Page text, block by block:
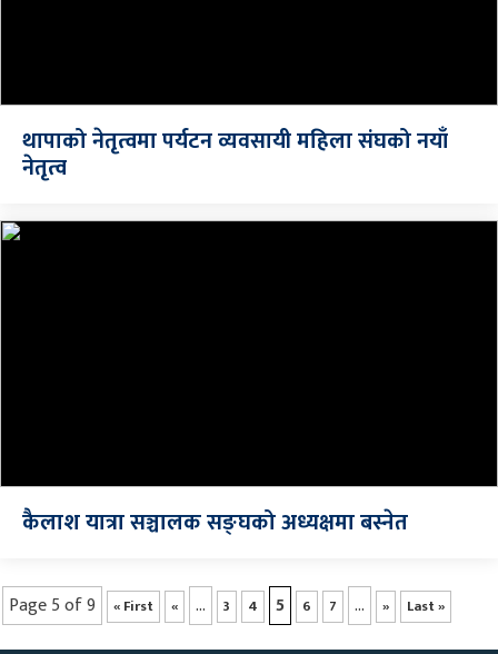
थापाको नेतृत्वमा पर्यटन व्यवसायी महिला संघको नयाँ
नेतृत्व
कैलाश यात्रा सञ्चालक सङ्घको अध्यक्षमा बस्नेत
Page 5 of 9 « First « ... 3 4 5 6 7 ... » Last »